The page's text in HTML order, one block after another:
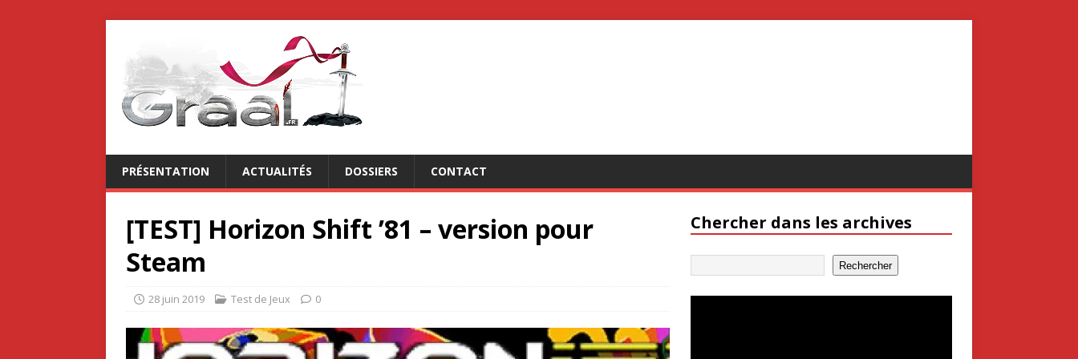
PRÉSENTATION ACTUALITÉS DOSSIERS CONTACT
[TEST] Horizon Shift ’81 – version pour
Steam
28 juin 2019 Test de Jeux 0
Chercher dans les archives
Rechercher